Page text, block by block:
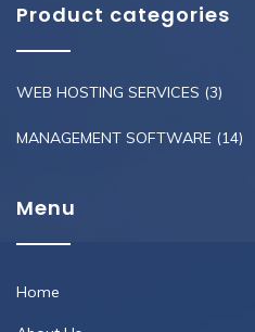
Product categories
WEB HOSTING SERVICES (3)
MANAGEMENT SOFTWARE (14)
Menu
Home